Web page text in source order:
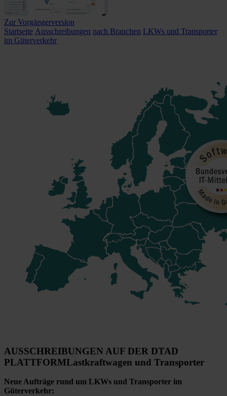
Zur Vorgängerversion
Startseite Ausschreibungen nach Branchen LKWs und Transporter
im Güterverkehr
AUSSCHREIBUNGEN AUF DER DTAD
PLATTFORMLastkraftwagen und Transporter
Neue Aufträge rund um LKWs und Transporter im
Güterverkehr: